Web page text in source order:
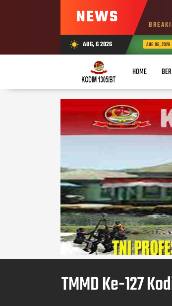
NEWS
wb_sunny AUG, 6 2026 AUG 06, 2026
HOME
TMMD Ke-127